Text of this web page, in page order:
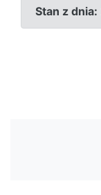
Stan z dnia: